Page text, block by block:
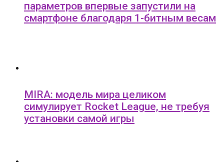
параметров впервые запустили на
смартфоне благодаря 1-битным весам
MIRA: модель мира целиком
симулирует Rocket League, не требуя
установки самой игры